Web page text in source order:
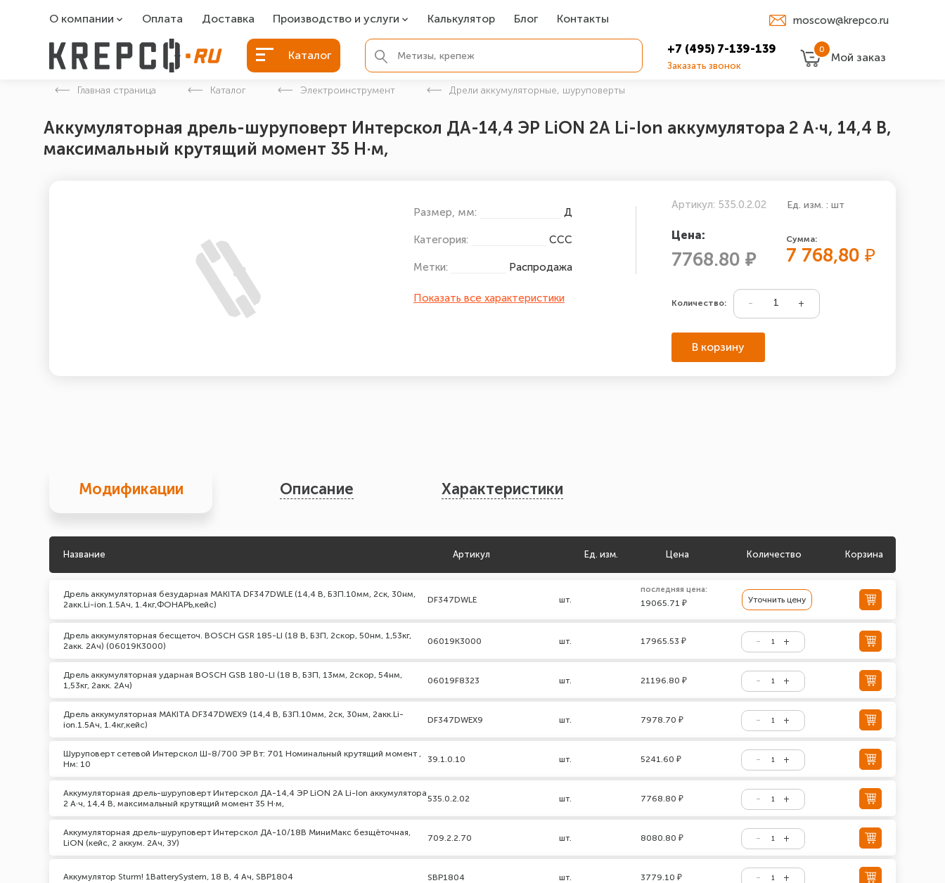
О компании
О компании
Оплата Доставка Производство и услуги
Болты БСР
Болты для фундамента
Закладные детали
Калькулятор Блог Контакты moscow@krepco.ru
Каталог +7 (495) 7-139-139
Заказать звонок
0
Мой заказ
Главная страница Каталог Электроинструмент Дрели аккумуляторные, шуруповерты
Аккумуляторная дрель-шуруповерт Интерскол ДА-14,4 ЭР LiON 2А Li-Ion аккумулятора 2 А·ч, 14,4 В,
максимальный крутящий момент 35 Н·м,
Размер, мм: Д
Категория: ССС
Метки: Распродажа
Показать все характеристики
Артикул: 535.0.2.02 Ед. изм. : шт
Цена:
7768.80 ₽
Сумма:
7 768,80₽
Количество:
В корзину
Модификации Описание Характеристики
Название Артикул Ед. изм. Цена Количество Корзина
Дрель аккумуляторная безударная MAKITA DF347DWLE (14,4 В, БЗП.10мм, 2ск, 30нм,
2акк.Li-ion.1.5Ач, 1.4кг,ФОНАРЬ,кейс)
DF347DWLE шт.
последняя цена:
19065.71 ₽ Уточнить цену
Дрель аккумуляторная бесщеточ. BOSCH GSR 185-LI (18 В, БЗП, 2скор, 50нм, 1,53кг,
2акк. 2Ач) (06019K3000)
06019K3000 шт. 17965.53 ₽
Дрель аккумуляторная ударная BOSCH GSB 180-LI (18 В, БЗП, 13мм, 2скор, 54нм,
1,53кг, 2акк. 2Ач)
06019F8323 шт. 21196.80 ₽
Дрель аккумуляторная MAKITA DF347DWEX9 (14,4 В, БЗП.10мм, 2ск, 30нм, 2акк.Li-
ion.1.5Ач, 1.4кг,кейс)
DF347DWEX9 шт. 7978.70 ₽
Шуруповерт сетевой Интерскол Ш-8/700 ЭР Вт: 701 Номинальный крутящий момент ,
Нм: 10
39.1.0.10 шт. 5241.60 ₽
Аккумуляторная дрель-шуруповерт Интерскол ДА-14,4 ЭР LiON 2А Li-Ion аккумулятора
2 А·ч, 14,4 В, максимальный крутящий момент 35 Н·м,
535.0.2.02 шт. 7768.80 ₽
Аккумуляторная дрель-шуруповерт Интерскол ДА-10/18В МиниМакс безщёточная,
LiON (кейс, 2 аккум. 2Ач, ЗУ)
709.2.2.70 шт. 8080.80 ₽
Аккумулятор Sturm! 1BatterySystem, 18 В, 4 Ач, SBP1804 SBP1804 шт. 3779.10 ₽